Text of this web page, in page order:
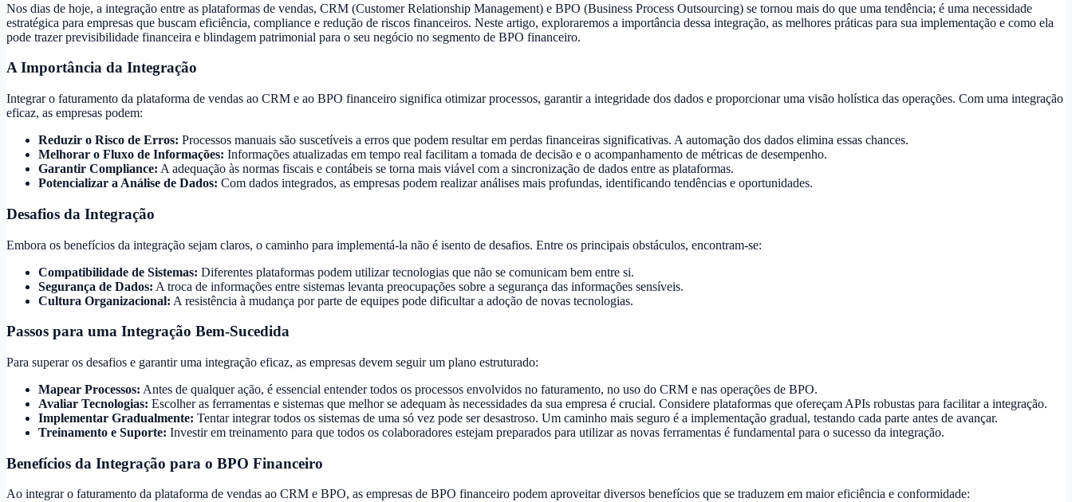
Nos dias de hoje, a integração entre as plataformas de vendas, CRM (Customer Relationship Management) e BPO (Business Process Outsourcing) se tornou mais do que uma tendência; é uma necessidade
estratégica para empresas que buscam eficiência, compliance e redução de riscos financeiros. Neste artigo, exploraremos a importância dessa integração, as melhores práticas para sua implementação e como ela
pode trazer previsibilidade financeira e blindagem patrimonial para o seu negócio no segmento de BPO financeiro.
A Importância da Integração
Integrar o faturamento da plataforma de vendas ao CRM e ao BPO financeiro significa otimizar processos, garantir a integridade dos dados e proporcionar uma visão holística das operações. Com uma integração
eficaz, as empresas podem:
Reduzir o Risco de Erros: Processos manuais são suscetíveis a erros que podem resultar em perdas financeiras significativas. A automação dos dados elimina essas chances.
Melhorar o Fluxo de Informações: Informações atualizadas em tempo real facilitam a tomada de decisão e o acompanhamento de métricas de desempenho.
Garantir Compliance: A adequação às normas fiscais e contábeis se torna mais viável com a sincronização de dados entre as plataformas.
Potencializar a Análise de Dados: Com dados integrados, as empresas podem realizar análises mais profundas, identificando tendências e oportunidades.
Desafios da Integração
Embora os benefícios da integração sejam claros, o caminho para implementá-la não é isento de desafios. Entre os principais obstáculos, encontram-se:
Compatibilidade de Sistemas: Diferentes plataformas podem utilizar tecnologias que não se comunicam bem entre si.
Segurança de Dados: A troca de informações entre sistemas levanta preocupações sobre a segurança das informações sensíveis.
Cultura Organizacional: A resistência à mudança por parte de equipes pode dificultar a adoção de novas tecnologias.
Passos para uma Integração Bem-Sucedida
Para superar os desafios e garantir uma integração eficaz, as empresas devem seguir um plano estruturado:
Mapear Processos: Antes de qualquer ação, é essencial entender todos os processos envolvidos no faturamento, no uso do CRM e nas operações de BPO.
Avaliar Tecnologias: Escolher as ferramentas e sistemas que melhor se adequam às necessidades da sua empresa é crucial. Considere plataformas que ofereçam APIs robustas para facilitar a integração.
Implementar Gradualmente: Tentar integrar todos os sistemas de uma só vez pode ser desastroso. Um caminho mais seguro é a implementação gradual, testando cada parte antes de avançar.
Treinamento e Suporte: Investir em treinamento para que todos os colaboradores estejam preparados para utilizar as novas ferramentas é fundamental para o sucesso da integração.
Benefícios da Integração para o BPO Financeiro
Ao integrar o faturamento da plataforma de vendas ao CRM e BPO, as empresas de BPO financeiro podem aproveitar diversos benefícios que se traduzem em maior eficiência e conformidade: